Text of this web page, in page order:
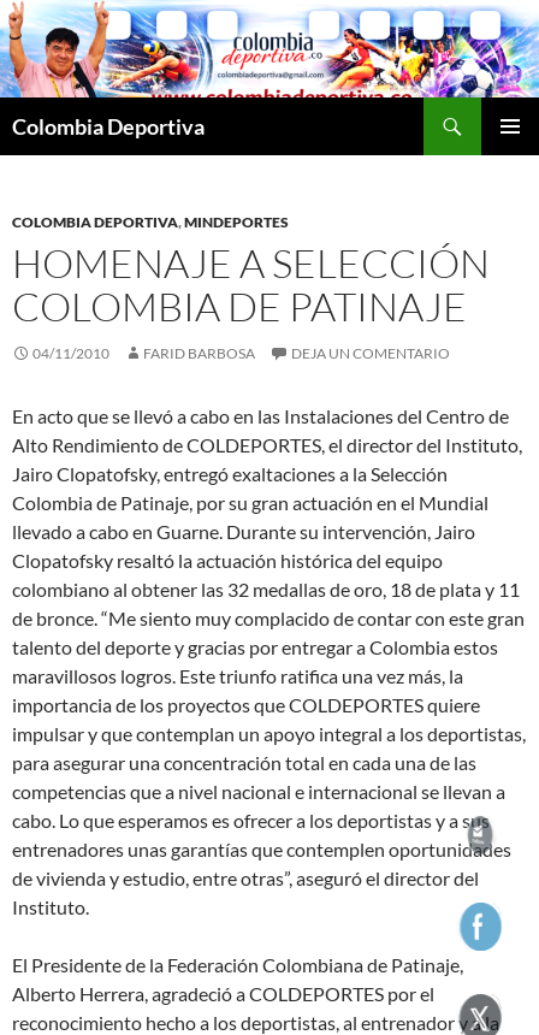
Saltar
al
contenido
Colombia Deportiva
COLOMBIA DEPORTIVA,MINDEPORTES
HOMENAJE A SELECCIÓN
COLOMBIA DE PATINAJE
04/11/2010 FARID BARBOSA DEJA UN COMENTARIO
En acto que se llevó a cabo en las Instalaciones del Centro de
Alto Rendimiento de COLDEPORTES, el director del Instituto,
Jairo Clopatofsky, entregó exaltaciones a la Selección
Colombia de Patinaje, por su gran actuación en el Mundial
llevado a cabo en Guarne. Durante su intervención, Jairo
Clopatofsky resaltó la actuación histórica del equipo
colombiano al obtener las 32 medallas de oro, 18 de plata y 11
de bronce. “Me siento muy complacido de contar con este gran
talento del deporte y gracias por entregar a Colombia estos
maravillosos logros. Este triunfo ratifica una vez más, la
importancia de los proyectos que COLDEPORTES quiere
impulsar y que contemplan un apoyo integral a los deportistas,
para asegurar una concentración total en cada una de las
competencias que a nivel nacional e internacional se llevan a
cabo. Lo que esperamos es ofrecer a los deportistas y a sus
entrenadores unas garantías que contemplen oportunidades
de vivienda y estudio, entre otras”, aseguró el director del
Instituto.
El Presidente de la Federación Colombiana de Patinaje,
Alberto Herrera, agradeció a COLDEPORTES por el
reconocimiento hecho a los deportistas, al entrenador y a la